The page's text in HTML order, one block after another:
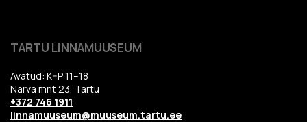
TARTU LINNAMUUSEUM
Avatud: K–P 11–18
Narva mnt 23, Tartu
+372 746 1911
linnamuuseum@muuseum.tartu.ee